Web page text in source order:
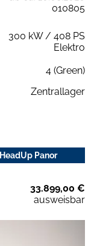
010805
300 kW / 408 PS
Elektro
4 (Green)
Zentrallager
Panor
33.899,00 €
ausweisbar